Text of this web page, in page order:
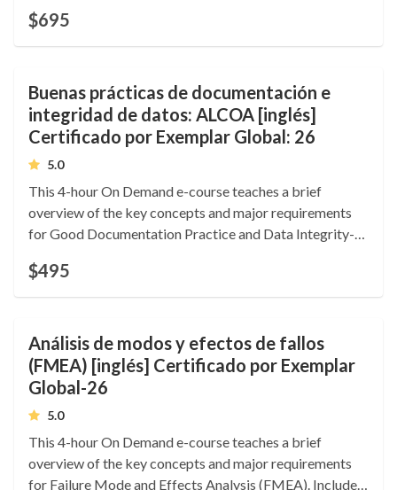
Competence. 0.6 CEUs. Language: English.
$695
Buenas prácticas de documentación e
integridad de datos: ALCOA [inglés]
Certificado por Exemplar Global: 26
5.0
This 4-hour On Demand e-course teaches a brief
overview of the key concepts and major requirements
for Good Documentation Practice and Data Integrity-
Competence. 0.4 CEUs. Language: English.
$495
Análisis de modos y efectos de fallos
(FMEA) [inglés] Certificado por Exemplar
Global-26
5.0
This 4-hour On Demand e-course teaches a brief
overview of the key concepts and major requirements
for Failure Mode and Effects Analysis (FMEA). Includes